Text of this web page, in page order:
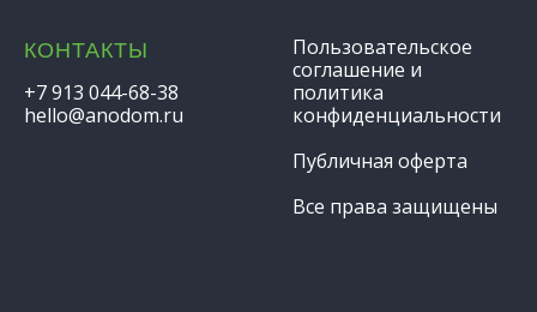
КОНТАКТЫ
+7 913 044-68-38
hello@anodom.ru
Пользовательское
соглашение и
политика
конфиденциальности
Публичная оферта
Все права защищены